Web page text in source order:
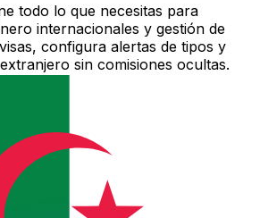
todo lo que necesitas para
internacionales y gestión de
configura alertas de tipos y
sin comisiones ocultas.